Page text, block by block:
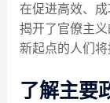
在促进高效、
揭开了官僚主
新起点的人们将
了解主要